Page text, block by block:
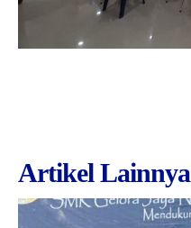
Artikel Lainnya